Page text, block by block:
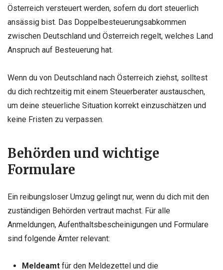
Österreich versteuert werden, sofern du dort steuerlich
ansässig bist. Das Doppelbesteuerungsabkommen
zwischen Deutschland und Österreich regelt, welches Land
Anspruch auf Besteuerung hat.
Wenn du von Deutschland nach Österreich ziehst, solltest
du dich rechtzeitig mit einem Steuerberater austauschen,
um deine steuerliche Situation korrekt einzuschätzen und
keine Fristen zu verpassen.
Behörden und wichtige
Formulare
Ein reibungsloser Umzug gelingt nur, wenn du dich mit den
zuständigen Behörden vertraut machst. Für alle
Anmeldungen, Aufenthaltsbescheinigungen und Formulare
sind folgende Ämter relevant:
Meldeamtfür den Meldezettel und die